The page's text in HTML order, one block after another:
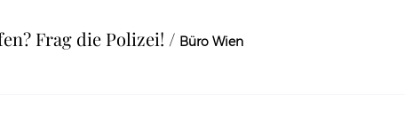
Frag die Polizei! / Büro Wien